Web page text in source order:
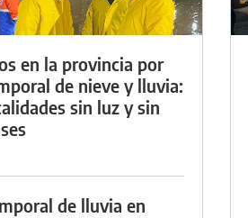
en la provincia por
de nieve y lluvia:
sin luz y sin
de lluvia en